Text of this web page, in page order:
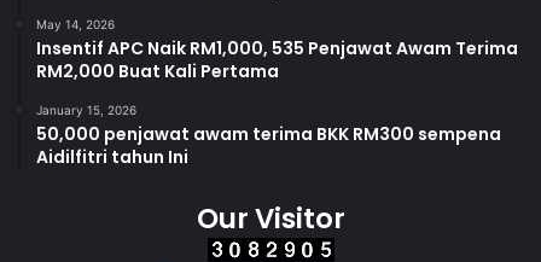
May 14, 2026
Insentif APC Naik RM1,000, 535 Penjawat Awam Terima
RM2,000 Buat Kali Pertama
January 15, 2026
50,000 penjawat awam terima BKK RM300 sempena
Aidilfitri tahun Ini
Our Visitor